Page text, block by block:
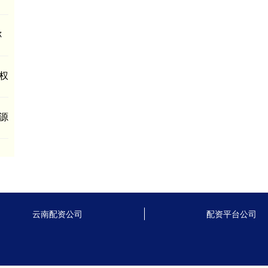
云南配资公司 配资平台公司